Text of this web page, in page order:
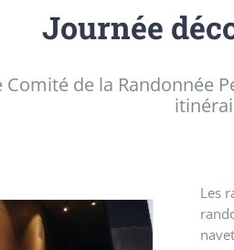
Journée
de la Randonnée
Les